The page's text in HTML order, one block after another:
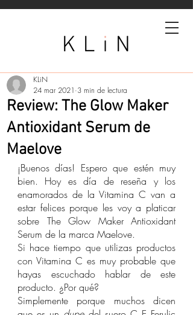
Review: The Glow Maker
Antioxidant Serum de
Maelove
KLiN
24 mar 2021 3 min de lectura
¡Buenos días! Espero que estén muy
bien. Hoy es día de reseña y los
enamorados de la Vitamina C van a
estar felices porque les voy a platicar
sobre The Glow Maker Antioxidant
Serum de la marca Maelove.
Si hace tiempo que utilizas productos
con Vitamina C es muy probable que
hayas escuchado hablar de este
producto. ¿Por qué?
Simplemente porque muchos dicen